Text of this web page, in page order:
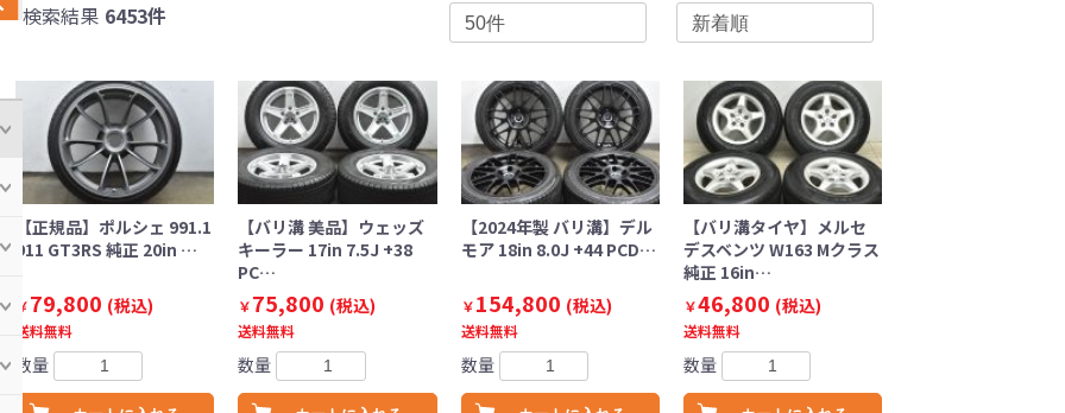
検索結果 6453件
【正規品】ポルシェ 991.1
911 GT3RS 純正 20in …
￥79,800 (税込)
送料無料
数量
【バリ溝 美品】ウェッズ
キーラー 17in 7.5J +38
PC…
￥75,800 (税込)
送料無料
数量
【2024年製 バリ溝】デル
モア 18in 8.0J +44 PCD…
￥154,800 (税込)
送料無料
数量
【バリ溝タイヤ】メルセ
デスベンツ W163 Mクラス
純正 16in…
￥46,800 (税込)
送料無料
数量